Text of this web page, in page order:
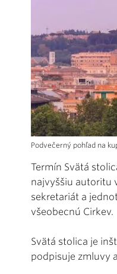
Podvečerný pohľad na
Termín Svätá
najvyššiu autoritu
sekretariát a
všeobecnú Cirkev.
Svätá stolica je
podpisuje zmluvy